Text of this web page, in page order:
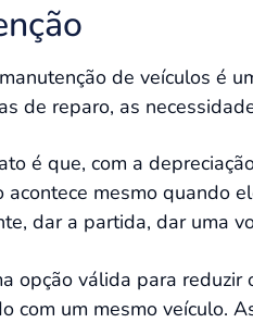
de veículos é
de reparo, as
é que, com a
acontece mesmo quando
dar a partida, dar uma
opção válida para
com um mesmo veículo.